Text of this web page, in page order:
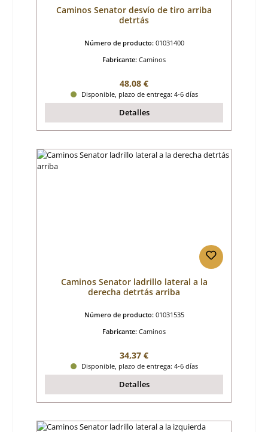
Caminos Senator desvío de tiro arriba
detrtás
Número de producto: 01031400
Fabricante: Caminos
Precio normal:
48,08 €
Disponible, plazo de entrega: 4-6 días
Detalles
Caminos Senator ladrillo lateral a la
derecha detrtás arriba
Número de producto: 01031535
Fabricante: Caminos
Precio normal:
34,37 €
Disponible, plazo de entrega: 4-6 días
Detalles